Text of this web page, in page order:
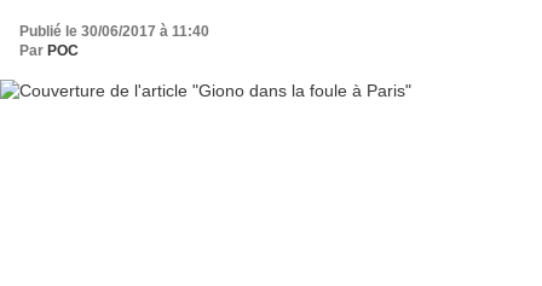
Publié le 30/06/2017 à 11:40
Par POC